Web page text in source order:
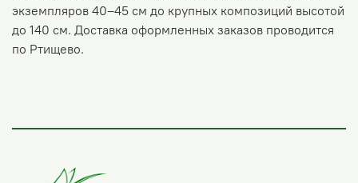
экземпляров 40–45 см до крупных композиций высотой
до 140 см. Доставка оформленных заказов проводится
по Ртищево.